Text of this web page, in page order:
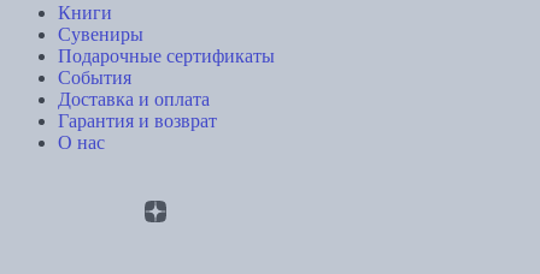
Книги
Сувениры
Подарочные сертификаты
События
Доставка и оплата
Гарантия и возврат
О нас